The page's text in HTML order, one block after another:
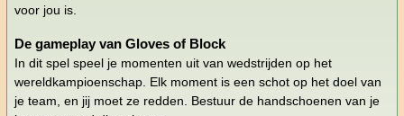
voor jou is.
De gameplay van Gloves of Block
In dit spel speel je momenten uit van wedstrijden op het
wereldkampioenschap. Elk moment is een schot op het doel van
je team, en jij moet ze redden. Bestuur de handschoenen van je